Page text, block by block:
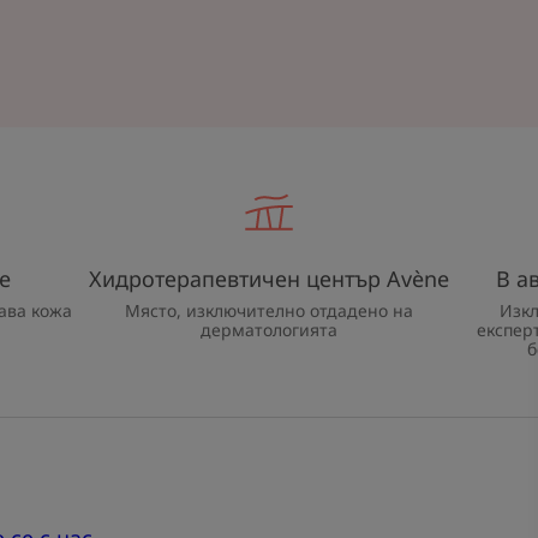
кожа
Хидротерапевтичен център Avène
Място, изключително отдадено на
дерматологията
В